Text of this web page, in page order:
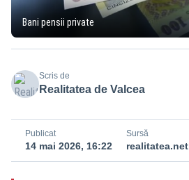
Bani pensii private
Scris de
Realitatea de Valcea
Publicat
14 mai 2026, 16:22
Sursă
realitatea.net